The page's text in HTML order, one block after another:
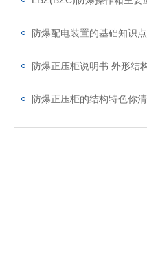
防爆配电装置的基础知识点